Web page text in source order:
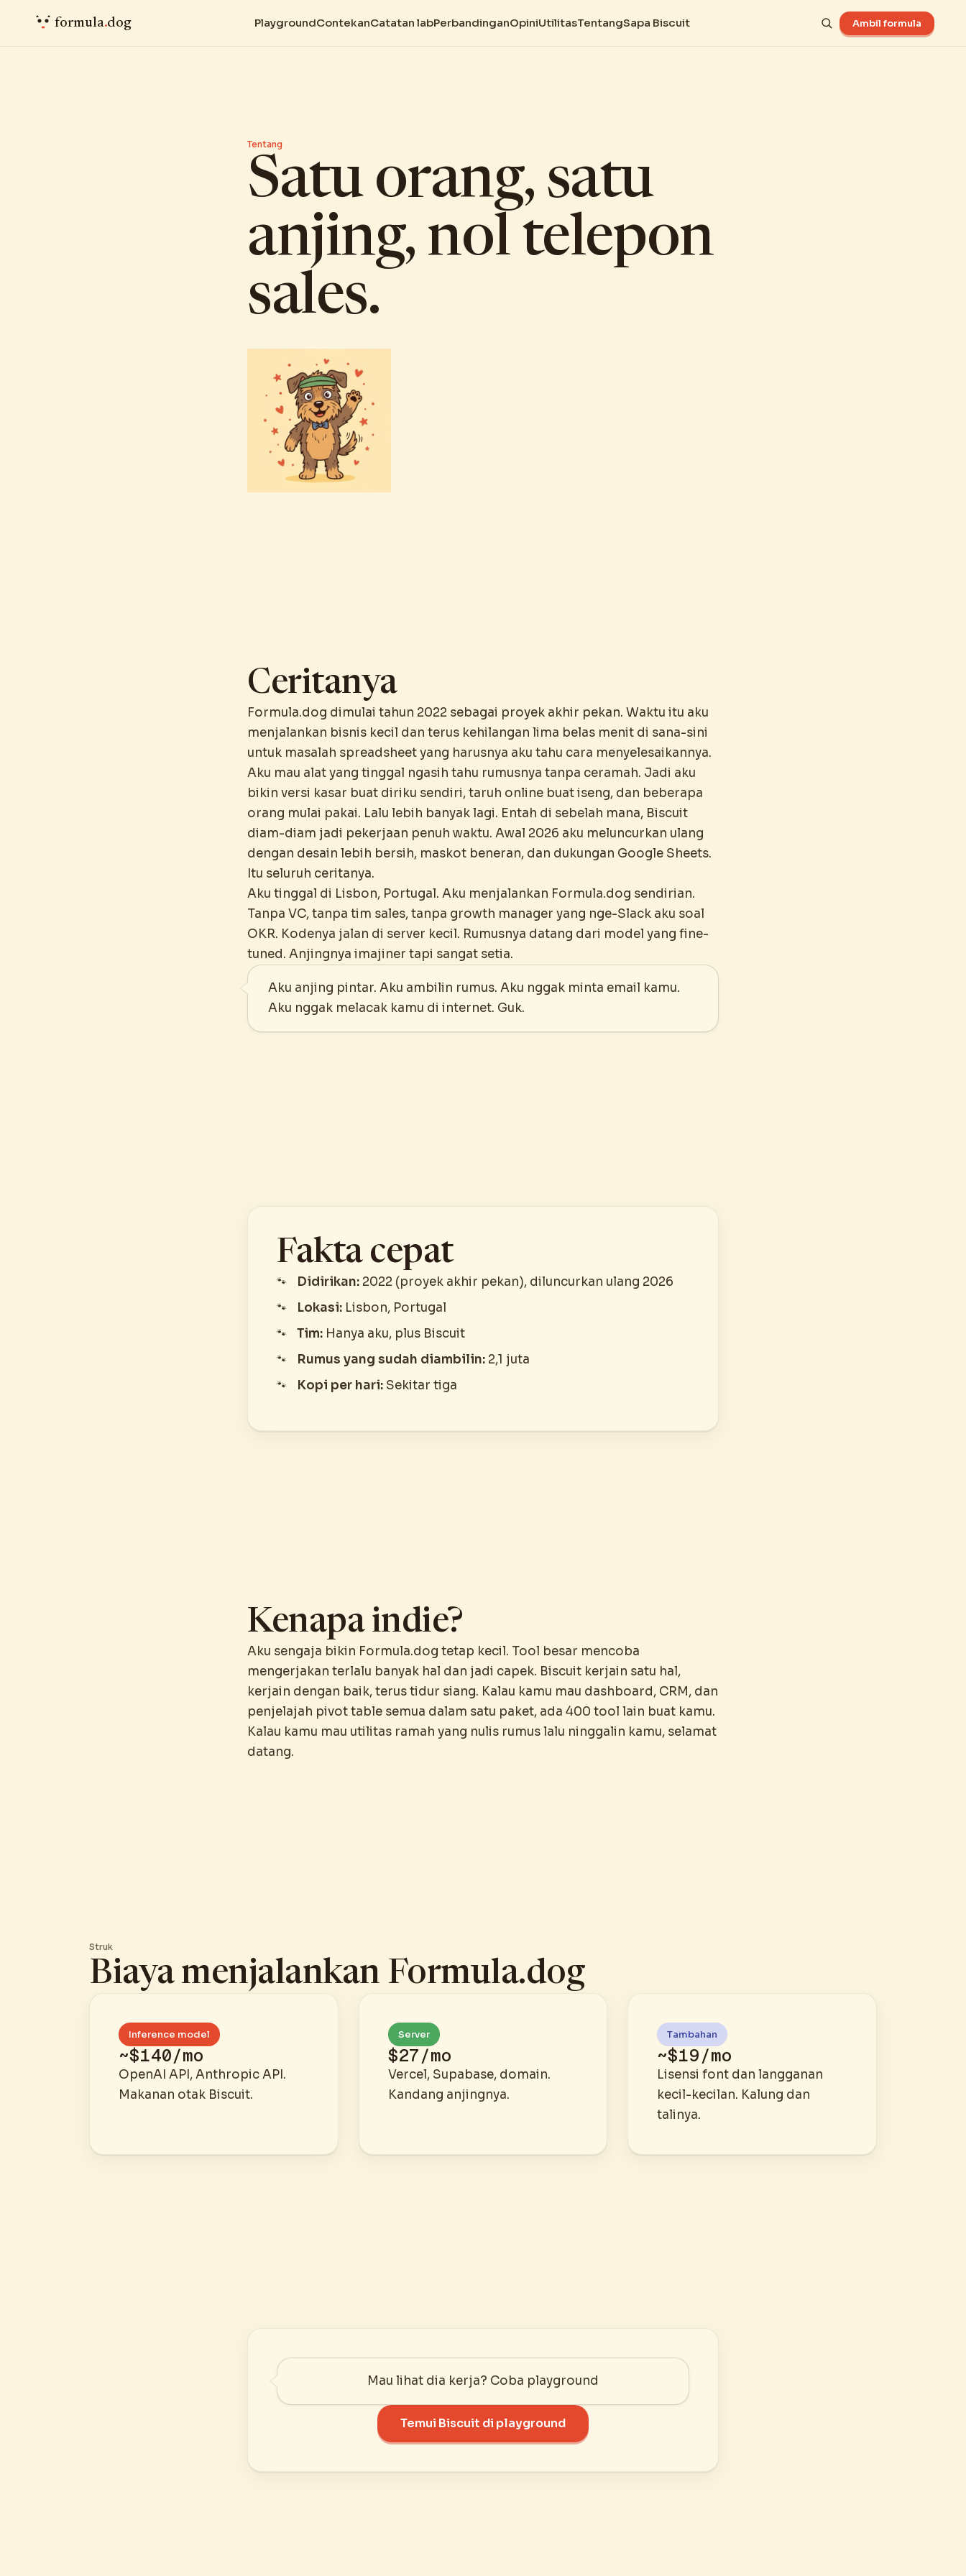
formula.dog PlaygroundContekanCatatan labPerbandinganOpiniUtilitasTentangSapa Biscuit Ambil formula
Tentang
Satu orang, satu
anjing, nol telepon
sales.
Ceritanya
Formula.dog dimulai tahun 2022 sebagai proyek akhir pekan. Waktu itu aku
menjalankan bisnis kecil dan terus kehilangan lima belas menit di sana-sini
untuk masalah spreadsheet yang harusnya aku tahu cara menyelesaikannya.
Aku mau alat yang tinggal ngasih tahu rumusnya tanpa ceramah. Jadi aku
bikin versi kasar buat diriku sendiri, taruh online buat iseng, dan beberapa
orang mulai pakai. Lalu lebih banyak lagi. Entah di sebelah mana, Biscuit
diam-diam jadi pekerjaan penuh waktu. Awal 2026 aku meluncurkan ulang
dengan desain lebih bersih, maskot beneran, dan dukungan Google Sheets.
Itu seluruh ceritanya.
Aku tinggal di Lisbon, Portugal. Aku menjalankan Formula.dog sendirian.
Tanpa VC, tanpa tim sales, tanpa growth manager yang nge-Slack aku soal
OKR. Kodenya jalan di server kecil. Rumusnya datang dari model yang fine-
tuned. Anjingnya imajiner tapi sangat setia.
Aku anjing pintar. Aku ambilin rumus. Aku nggak minta email kamu.
Aku nggak melacak kamu di internet. Guk.
Fakta cepat
Didirikan: 2022 (proyek akhir pekan), diluncurkan ulang 2026
Lokasi: Lisbon, Portugal
Tim: Hanya aku, plus Biscuit
Rumus yang sudah diambilin: 2,1 juta
Kopi per hari: Sekitar tiga
Kenapa indie?
Aku sengaja bikin Formula.dog tetap kecil. Tool besar mencoba
mengerjakan terlalu banyak hal dan jadi capek. Biscuit kerjain satu hal,
kerjain dengan baik, terus tidur siang. Kalau kamu mau dashboard, CRM, dan
penjelajah pivot table semua dalam satu paket, ada 400 tool lain buat kamu.
Kalau kamu mau utilitas ramah yang nulis rumus lalu ninggalin kamu, selamat
datang.
Struk
Biaya menjalankan Formula.dog
Inference model
~$140/mo
OpenAI API, Anthropic API.
Makanan otak Biscuit.
Server
$27/mo
Vercel, Supabase, domain.
Kandang anjingnya.
Tambahan
~$19/mo
Lisensi font dan langganan
kecil-kecilan. Kalung dan
talinya.
Mau lihat dia kerja? Coba playground
Temui Biscuit di playground